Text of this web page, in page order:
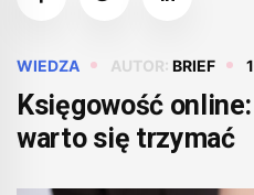
WIEDZA AUTOR: BRIEF
Księgowość
warto się trzymać